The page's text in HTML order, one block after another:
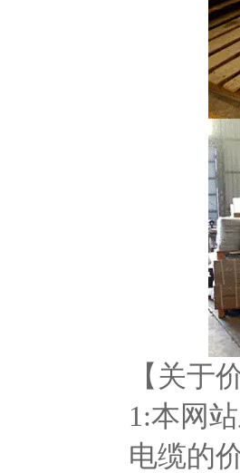
【关于
1:本网
电缆的